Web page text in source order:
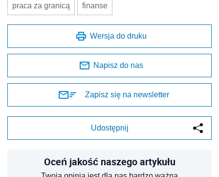
praca za granicą finanse
Wersja do druku
Napisz do nas
Zapisz się na newsletter
Udostępnij
Oceń jakość naszego artykułu